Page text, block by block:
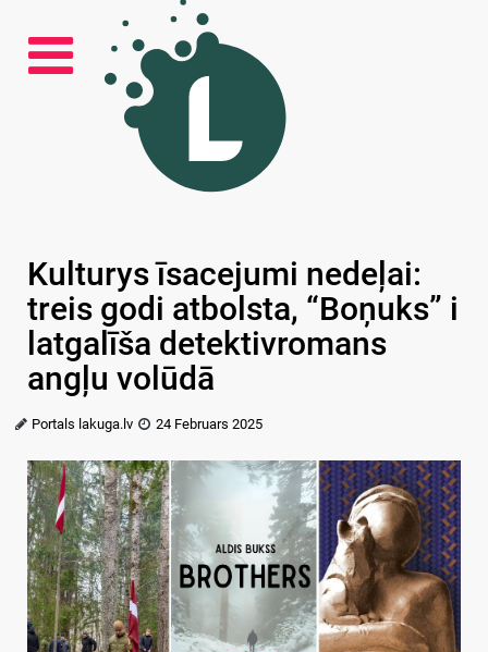
Kulturys īsacejumi nedeļai:
treis godi atbolsta, “Boņuks” i
latgalīša detektivromans
angļu volūdā
Portals lakuga.lv 24 Februars 2025